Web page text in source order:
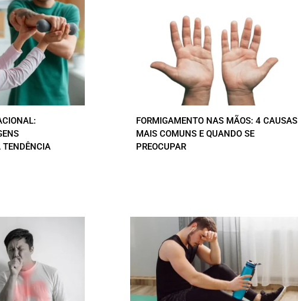
TENDÊNCIA
FORMIGAMENTO NAS MÃOS: 4 CAUSAS
MAIS COMUNS E QUANDO SE
PREOCUPAR